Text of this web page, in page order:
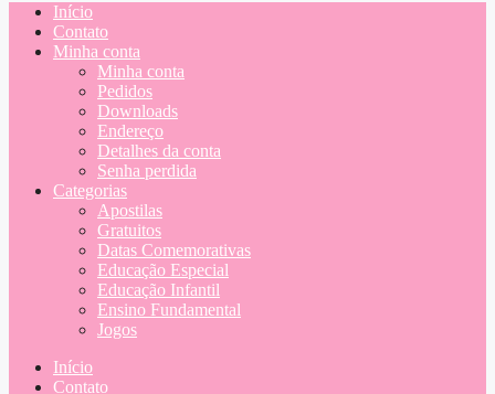
Início
Contato
Minha conta
Minha conta
Pedidos
Downloads
Endereço
Detalhes da conta
Senha perdida
Categorias
Apostilas
Gratuitos
Datas Comemorativas
Educação Especial
Educação Infantil
Ensino Fundamental
Jogos
Início
Contato